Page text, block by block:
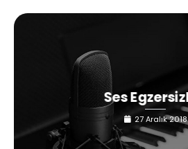
Ses
27 Aralık 2018